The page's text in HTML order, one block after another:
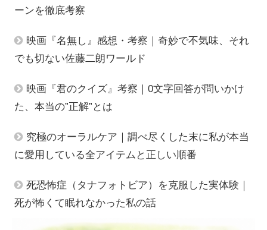
ーンを徹底考察
映画『名無し』感想・考察｜奇妙で不気味、それ
でも切ない佐藤二朗ワールド
映画『君のクイズ』考察｜0文字回答が問いかけ
た、本当の”正解”とは
究極のオーラルケア｜調べ尽くした末に私が本当
に愛用している全アイテムと正しい順番
死恐怖症（タナフォトビア）を克服した実体験｜
死が怖くて眠れなかった私の話